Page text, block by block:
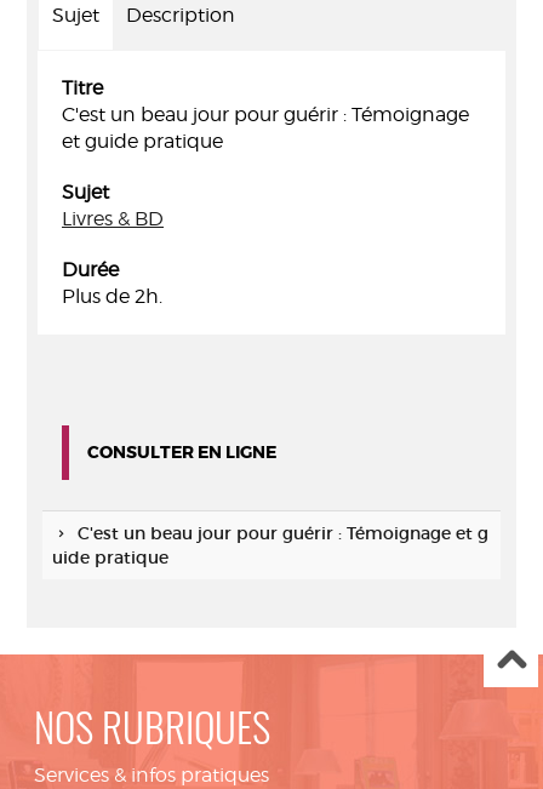
Sujet Description
Titre
C'est un beau jour pour guérir : Témoignage
et guide pratique
Sujet
Livres & BD
Durée
Plus de 2h.
CONSULTER EN LIGNE
C'est un beau jour pour guérir : Témoignage et g
uide pratique
NOS RUBRIQUES
Services & infos pratiques